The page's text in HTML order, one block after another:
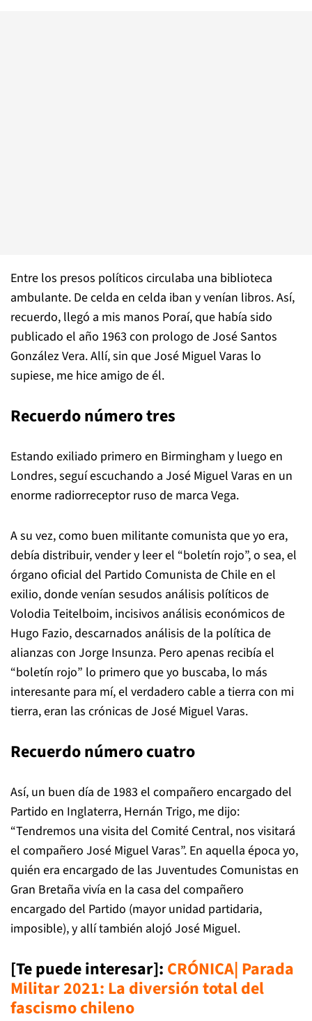
Entre los presos políticos circulaba una biblioteca
ambulante. De celda en celda iban y venían libros. Así,
recuerdo, llegó a mis manos Poraí, que había sido
publicado el año 1963 con prologo de José Santos
González Vera. Allí, sin que José Miguel Varas lo
supiese, me hice amigo de él.
Recuerdo número tres
Estando exiliado primero en Birmingham y luego en
Londres, seguí escuchando a José Miguel Varas en un
enorme radiorreceptor ruso de marca Vega.
A su vez, como buen militante comunista que yo era,
debía distribuir, vender y leer el “boletín rojo”, o sea, el
órgano oficial del Partido Comunista de Chile en el
exilio, donde venían sesudos análisis políticos de
Volodia Teitelboim, incisivos análisis económicos de
Hugo Fazio, descarnados análisis de la política de
alianzas con Jorge Insunza. Pero apenas recibía el
“boletín rojo” lo primero que yo buscaba, lo más
interesante para mí, el verdadero cable a tierra con mi
tierra, eran las crónicas de José Miguel Varas.
Recuerdo número cuatro
Así, un buen día de 1983 el compañero encargado del
Partido en Inglaterra, Hernán Trigo, me dijo:
“Tendremos una visita del Comité Central, nos visitará
el compañero José Miguel Varas”. En aquella época yo,
quién era encargado de las Juventudes Comunistas en
Gran Bretaña vivía en la casa del compañero
encargado del Partido (mayor unidad partidaria,
imposible), y allí también alojó José Miguel.
[Te puede interesar]: CRÓNICA| Parada
Militar 2021: La diversión total del
fascismo chileno